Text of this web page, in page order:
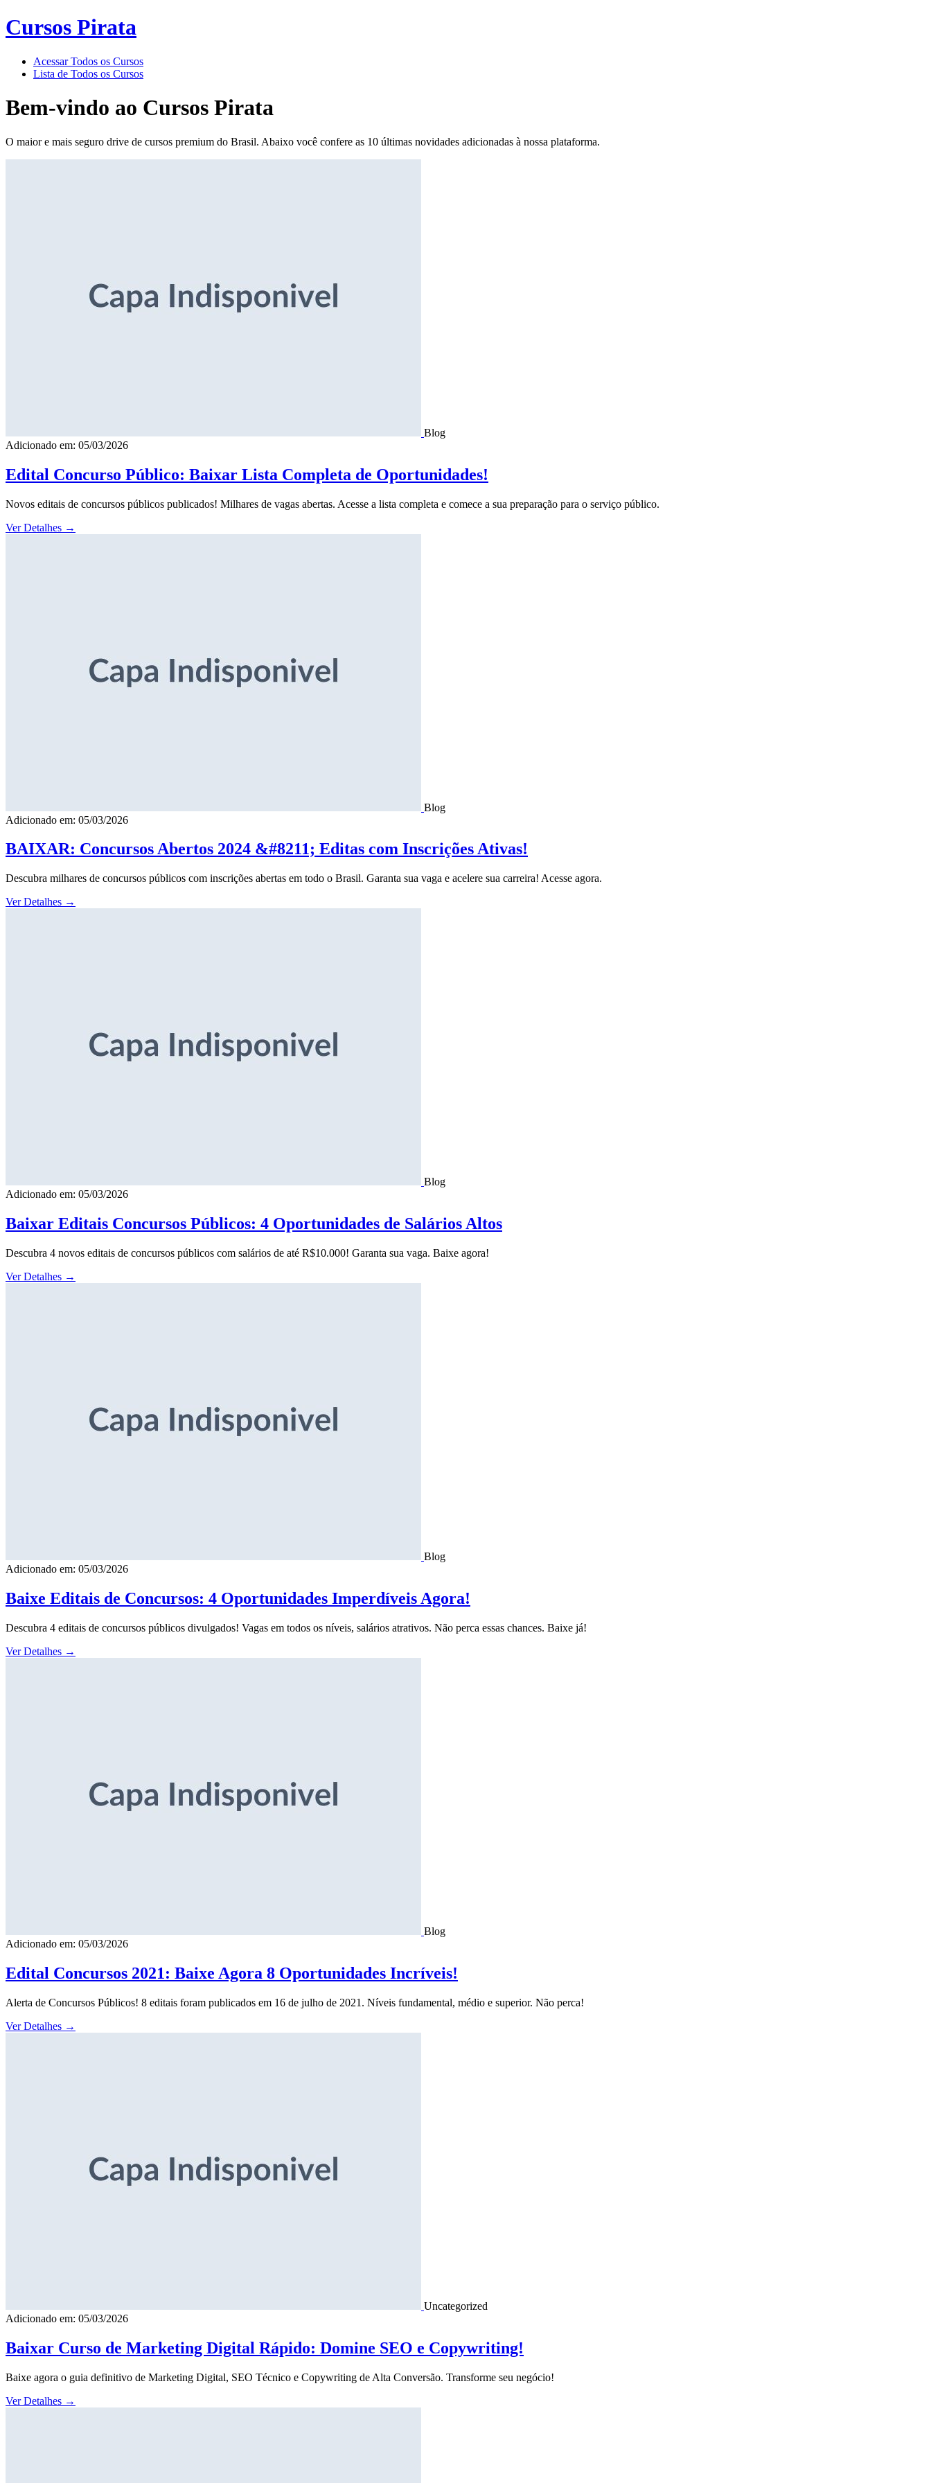
Cursos Pirata
Acessar Todos os Cursos
Lista de Todos os Cursos
Bem-vindo ao Cursos Pirata
O maior e mais seguro drive de cursos premium do Brasil. Abaixo você confere as 10 últimas novidades adicionadas à nossa plataforma.
Blog
Adicionado em: 05/03/2026
Edital Concurso Público: Baixar Lista Completa de Oportunidades!
Novos editais de concursos públicos publicados! Milhares de vagas abertas. Acesse a lista completa e comece a sua preparação para o serviço público.
Ver Detalhes →
Blog
Adicionado em: 05/03/2026
BAIXAR: Concursos Abertos 2024 &#8211; Editas com Inscrições Ativas!
Descubra milhares de concursos públicos com inscrições abertas em todo o Brasil. Garanta sua vaga e acelere sua carreira! Acesse agora.
Ver Detalhes →
Blog
Adicionado em: 05/03/2026
Baixar Editais Concursos Públicos: 4 Oportunidades de Salários Altos
Descubra 4 novos editais de concursos públicos com salários de até R$10.000! Garanta sua vaga. Baixe agora!
Ver Detalhes →
Blog
Adicionado em: 05/03/2026
Baixe Editais de Concursos: 4 Oportunidades Imperdíveis Agora!
Descubra 4 editais de concursos públicos divulgados! Vagas em todos os níveis, salários atrativos. Não perca essas chances. Baixe já!
Ver Detalhes →
Blog
Adicionado em: 05/03/2026
Edital Concursos 2021: Baixe Agora 8 Oportunidades Incríveis!
Alerta de Concursos Públicos! 8 editais foram publicados em 16 de julho de 2021. Níveis fundamental, médio e superior. Não perca!
Ver Detalhes →
Uncategorized
Adicionado em: 05/03/2026
Baixar Curso de Marketing Digital Rápido: Domine SEO e Copywriting!
Baixe agora o guia definitivo de Marketing Digital, SEO Técnico e Copywriting de Alta Conversão. Transforme seu negócio!
Ver Detalhes →